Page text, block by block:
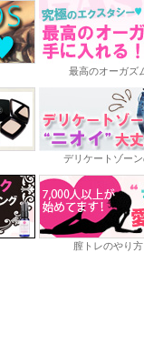
最高のオーガズ
デリケートゾー
膣トレのやり